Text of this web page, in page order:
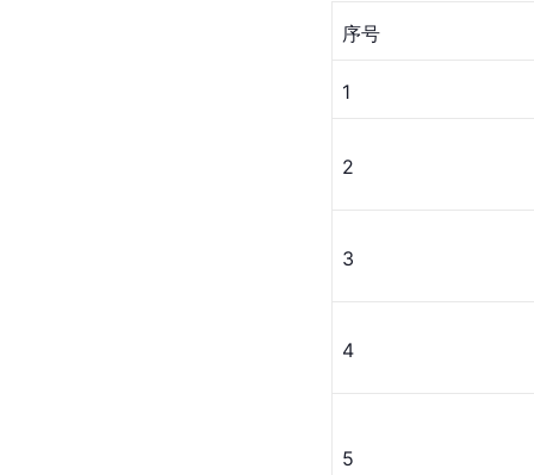
序号
1
2
3
4
5